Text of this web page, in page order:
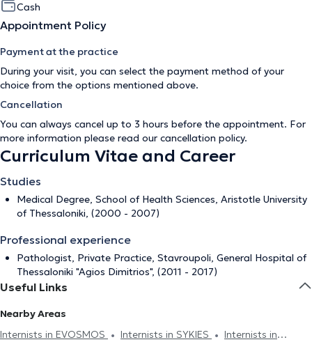
Cash
Appointment Policy
Payment at the practice
During your visit, you can select the payment method of your
choice from the options mentioned above.
Cancellation
You can always cancel up to 3 hours before the appointment. For
more information please read our cancellation policy.
Curriculum Vitae and Career
Studies
Medical Degree, School of Health Sciences, Aristotle University
of Thessaloniki, (2000 - 2007)
Professional experience
Pathologist, Private Practice, Stavroupoli, General Hospital of
Thessaloniki "Agios Dimitrios", (2011 - 2017)
Useful Links
Nearby Areas
Internists in EVOSMOS
Internists in SYKIES
Internists in